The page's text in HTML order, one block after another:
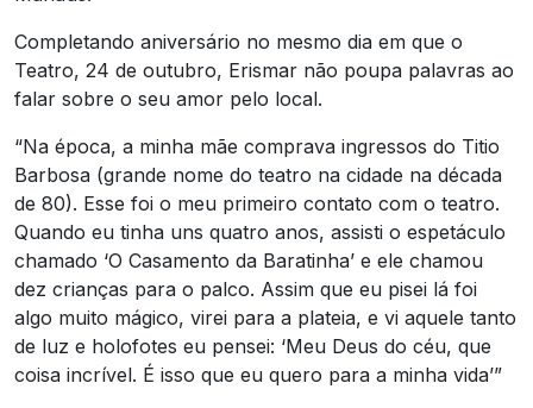
Completando aniversário no mesmo dia em que o
Teatro, 24 de outubro, Erismar não poupa palavras ao
falar sobre o seu amor pelo local.
“Na época, a minha mãe comprava ingressos do Titio
Barbosa (grande nome do teatro na cidade na década
de 80). Esse foi o meu primeiro contato com o teatro.
Quando eu tinha uns quatro anos, assisti o espetáculo
chamado ‘O Casamento da Baratinha’ e ele chamou
dez crianças para o palco. Assim que eu pisei lá foi
algo muito mágico, virei para a plateia, e vi aquele tanto
de luz e holofotes eu pensei: ‘Meu Deus do céu, que
coisa incrível. É isso que eu quero para a minha vida’”